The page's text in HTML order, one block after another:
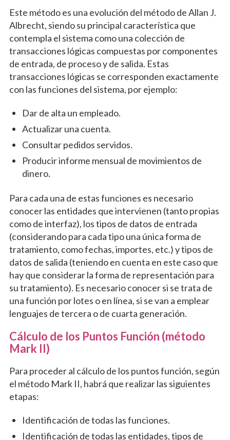
Este método es una evolución del método de Allan J.
Albrecht, siendo su principal característica que
contempla el sistema como una colección de
transacciones lógicas compuestas por componentes
de entrada, de proceso y de salida. Estas
transacciones lógicas se corresponden exactamente
con las funciones del sistema, por ejemplo:
Dar de alta un empleado.
Actualizar una cuenta.
Consultar pedidos servidos.
Producir informe mensual de movimientos de
dinero.
Para cada una de estas funciones es necesario
conocer las entidades que intervienen (tanto propias
como de interfaz), los tipos de datos de entrada
(considerando para cada tipo una única forma de
tratamiento, como fechas, importes, etc.) y tipos de
datos de salida (teniendo en cuenta en este caso que
hay que considerar la forma de representación para
su tratamiento). Es necesario conocer si se trata de
una función por lotes o en línea, si se van a emplear
lenguajes de tercera o de cuarta generación.
Cálculo de los Puntos Función (método
Mark II)
Para proceder al cálculo de los puntos función, según
el método Mark II, habrá que realizar las siguientes
etapas:
Identificación de todas las funciones.
Identificación de todas las entidades, tipos de